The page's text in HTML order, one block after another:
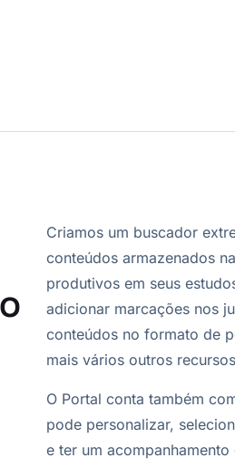
Criamos um buscador
conteúdos armazenados
produtivos em seus
adicionar marcações nos
conteúdos no formato de
mais vários outros
O Portal conta também
pode personalizar,
e ter um